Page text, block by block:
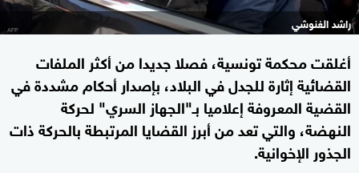
راشد الغنوشي
أغلقت محكمة تونسية، فصلا جديدا من أكثر الملفات
القضائية إثارة للجدل في البلاد، بإصدار أحكام مشددة في
القضية المعروفة إعلاميا بـ"الجهاز السري" لحركة
النهضة، والتي تعد من أبرز القضايا المرتبطة بالحركة ذات
الجذور الإخوانية.